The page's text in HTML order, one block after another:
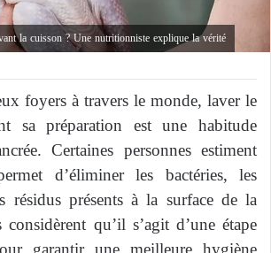
la cuisson ? Une nutritionniste explique la vérité
foyers à travers le monde, laver le
sa préparation est une habitude
Certaines personnes estiment
d’éliminer les bactéries, les
résidus présents à la surface de la
qu’il s’agit d’une étape